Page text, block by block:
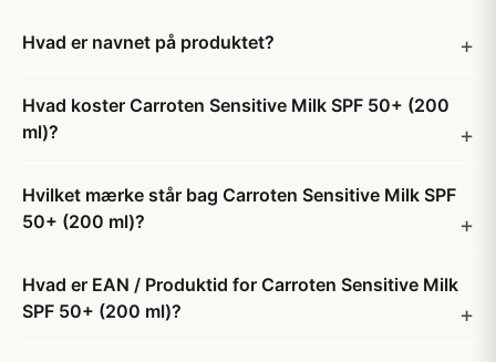
Hvad er navnet på produktet?
Hvad koster Carroten Sensitive Milk SPF 50+ (200
ml)?
Hvilket mærke står bag Carroten Sensitive Milk SPF
50+ (200 ml)?
Hvad er EAN / Produktid for Carroten Sensitive Milk
SPF 50+ (200 ml)?